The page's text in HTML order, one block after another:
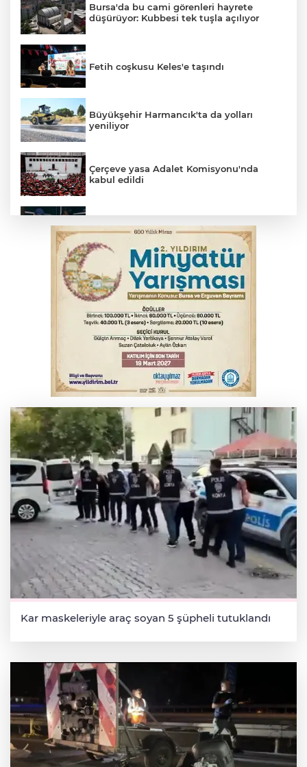
Bursa'da bu cami görenleri hayrete
düşürüyor: Kubbesi tek tuşla açılıyor
Fetih coşkusu Keles'e taşındı
Büyükşehir Harmancık'ta da yolları
yeniliyor
Çerçeve yasa Adalet Komisyonu'nda
kabul edildi
kişi tutuklandı
İnegöl’de yangın paniği! Apartmana
sıçrayan alevler söndürüldü
Serbest piyasada döviz fiyatları
Otomobil kanala uçtu: 2 yaralı
Kar maskeleriyle araç soyan 5 şüpheli tutuklandı